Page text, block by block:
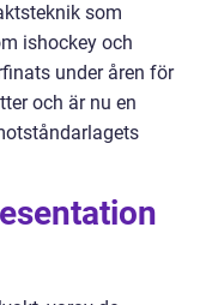
som
ishockey och
under åren för
och är nu en